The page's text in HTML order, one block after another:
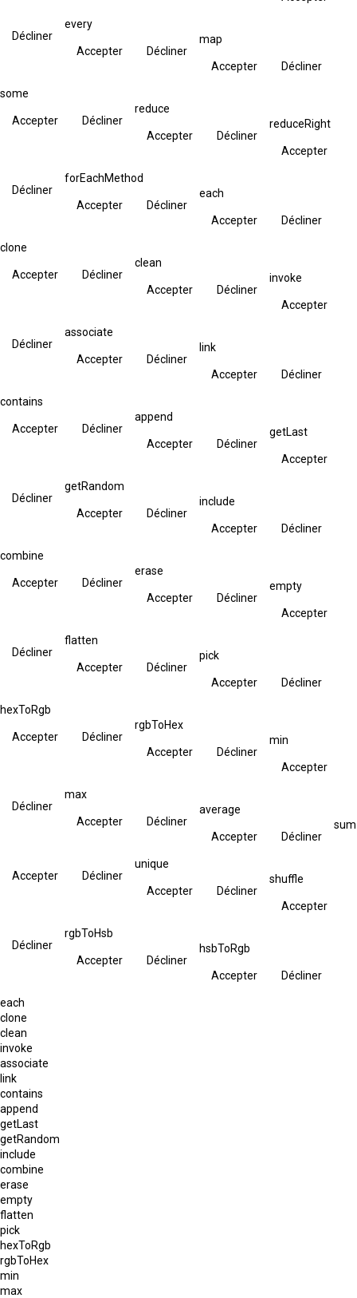
Décliner
every
Accepter Décliner
map
Accepter Décliner
some
Accepter Décliner
reduce
Accepter Décliner
reduceRight
Accepter
Décliner
forEachMethod
Accepter Décliner
each
Accepter Décliner
clone
Accepter Décliner
clean
Accepter Décliner
invoke
Accepter
Décliner
associate
Accepter Décliner
link
Accepter Décliner
contains
Accepter Décliner
append
Accepter Décliner
getLast
Accepter
Décliner
getRandom
Accepter Décliner
include
Accepter Décliner
combine
Accepter Décliner
erase
Accepter Décliner
empty
Accepter
Décliner
flatten
Accepter Décliner
pick
Accepter Décliner
hexToRgb
Accepter Décliner
rgbToHex
Accepter Décliner
min
Accepter
Décliner
max
Accepter Décliner
average
Accepter Décliner
sum
Accepter Décliner
unique
Accepter Décliner
shuffle
Accepter
Décliner
rgbToHsb
Accepter Décliner
hsbToRgb
Accepter Décliner
each
clone
clean
invoke
associate
link
contains
append
getLast
getRandom
include
combine
erase
empty
flatten
pick
hexToRgb
rgbToHex
min
max